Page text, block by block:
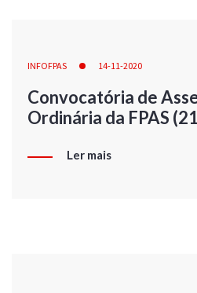
INFOFPAS 14-11-2020
Convocatória de
Ordinária da FPAS
Ler mais